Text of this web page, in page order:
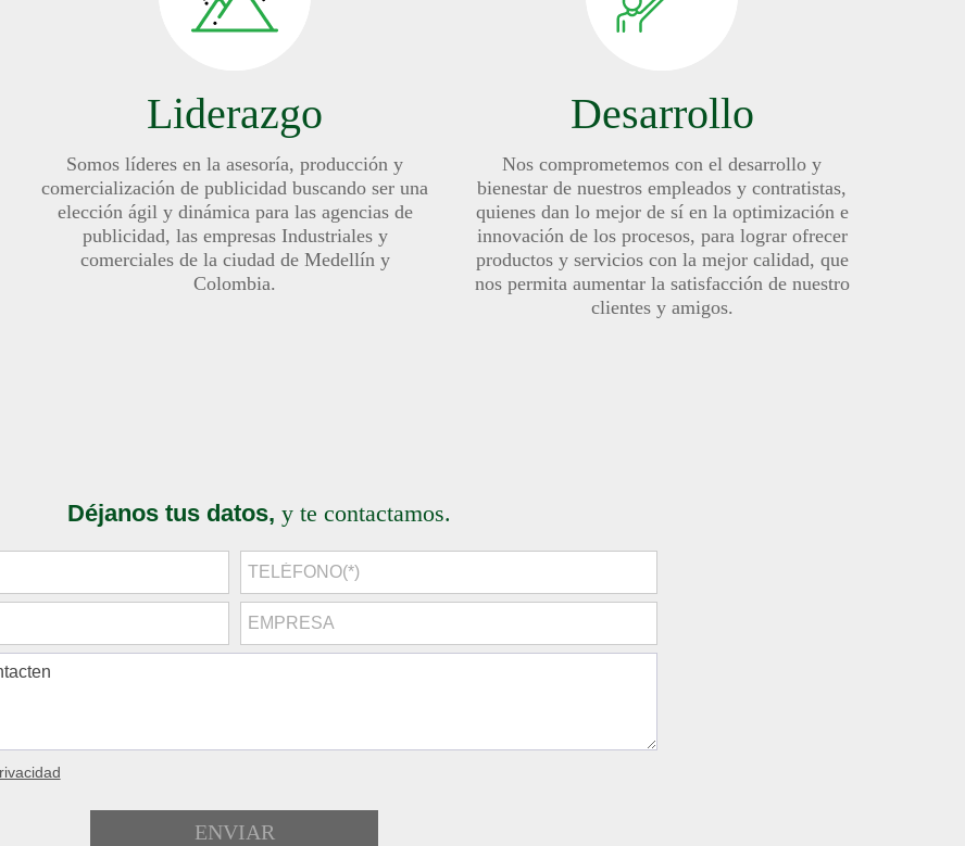
Liderazgo
Somos líderes en la asesoría, producción y
comercialización de publicidad buscando ser una
elección ágil y dinámica para las agencias de
publicidad, las empresas Industriales y
comerciales de la ciudad de Medellín y
Colombia.
Desarrollo
Nos comprometemos con el desarrollo y
bienestar de nuestros empleados y contratistas,
quienes dan lo mejor de sí en la optimización e
innovación de los procesos, para lograr ofrecer
productos y servicios con la mejor calidad, que
nos permita aumentar la satisfacción de nuestro
clientes y amigos.
Déjanos tus datos, y te contactamos.